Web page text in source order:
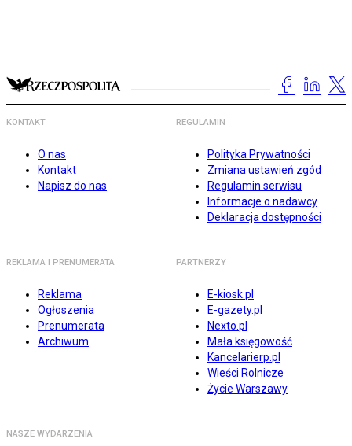
KONTAKT
O nas
Kontakt
Napisz do nas
REGULAMIN
Polityka Prywatności
Zmiana ustawień zgód
Regulamin serwisu
Informacje o nadawcy
Deklaracja dostępności
REKLAMA I PRENUMERATA
Reklama
Ogłoszenia
Prenumerata
Archiwum
PARTNERZY
E-kiosk.pl
E-gazety.pl
Nexto.pl
Mała księgowość
Kancelarierp.pl
Wieści Rolnicze
Życie Warszawy
NASZE WYDARZENIA